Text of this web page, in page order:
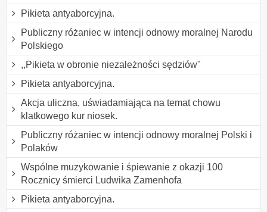
Pikieta antyaborcyjna.
Publiczny różaniec w intencji odnowy moralnej Narodu
Polskiego
,,Pikieta w obronie niezależności sędziów"
Pikieta antyaborcyjna.
Akcja uliczna, uświadamiająca na temat chowu
klatkowego kur niosek.
Publiczny różaniec w intencji odnowy moralnej Polski i
Polaków
Wspólne muzykowanie i śpiewanie z okazji 100
Rocznicy śmierci Ludwika Zamenhofa
Pikieta antyaborcyjna.